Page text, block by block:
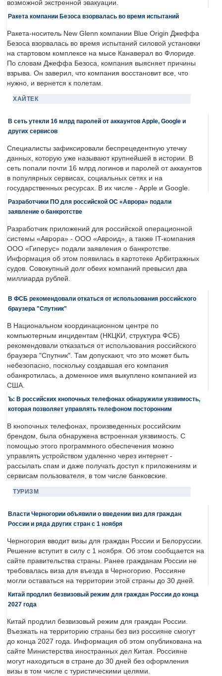
возможной экстренной эвакуации.
Ракета компании Безоса взорвалась во время испытаний
Ракета-носитель New Glenn компании Blue Origin Джеффа
Безоса взорвалась во время испытаний силовой установки
на стартовом комплексе на мысе Канаверал во Флориде.
По словам Джеффа Безоса, компания выясняет причины
взрыва. Он заверил, что компания восстановит все, что
нужно, и вернется к полетам.
ХАЙТЕК
В сеть утекли 16 млрд паролей от аккаунтов Apple, Google и
других сервисов
Специалисты зафиксировали беспрецедентную утечку
данных, которую уже называют крупнейшей в истории. В
сеть попали почти 16 млрд логинов и паролей от аккаунтов
в популярных сервисах, социальных сетях и на
государственных ресурсах. В их числе - Apple и Google.
Разработчики ПО для российской ОС «Аврора» подали
заявление о банкротстве
Разработчик приложений для российской операционной
системы «Аврора» - ООО «Авроид», а также IT-компания
ООО «Гиперус» подали заявления о банкротстве.
Информация об этом появилась в картотеке Арбитражных
судов. Совокупный долг обеих компаний превысил два
миллиарда рублей.
В ФСБ рекомендовали откаться от использования российского
браузера "Спутник"
В Национальном координационном центре по
компьютерным инцидентам (НКЦКИ, структура ФСБ)
рекомендовали отказаться от использования российского
браузера "Спутник". Там допускают, что это может быть
небезопасно, поскольку создавшая его компания
обанкротилась, а доменное имя выкуплено компанией из
США.
Ъ: В российских кнопочных телефонах обнаружили уязвимость,
которая позволяет управлять телефоном посторонним
В кнопочных телефонах, произведенных российским
брендом, была обнаружена встроенная уязвимость. С
помощью этого программного обеспечения можно
управлять устройством удаленно через интернет -
рассылать спам и даже получать доступ к приложениям и
сервисам пользователя, в том числе банковские.
ТУРИЗМ
Власти Черногории объявили о введении виз для граждан
России и ряда других стран с 1 ноября
Черногория вводит визы для граждан России и Белоруссии.
Решение вступит в силу с 1 ноября. Об этом сообщается на
сайте правительства страны. Ранее гражданам России не
требовалась виза для въезда в Черногорию. Россияне
могли оставаться на территории этой страны до 30 дней.
Китай продлил безвизовый режим для граждан России до конца
2027 года
Китай продлил безвизовый режим для граждан России.
Въезжать на территорию страны без виз россияне смогут
до конца 2027 года. Информация об этом опубликована на
сайте Министерства иностранных дел Китая. Россияне
могут находиться в стране до 30 дней без оформления
визы в том числе с туристическими целями.